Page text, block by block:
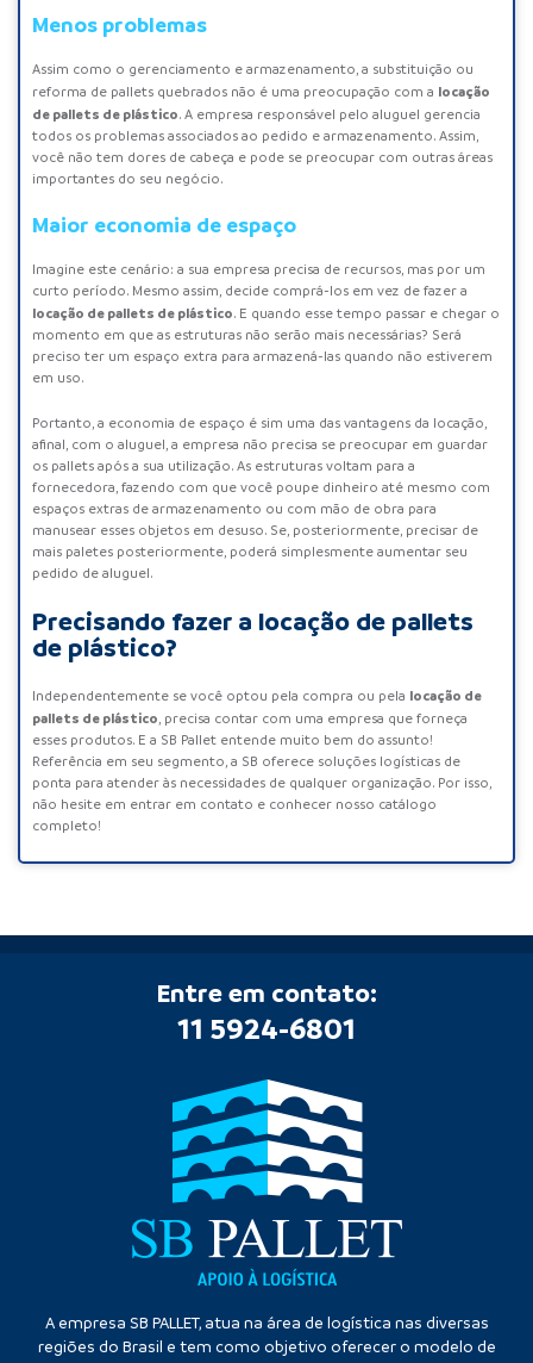
Menos problemas
Assim como o gerenciamento e armazenamento, a substituição ou
reforma de pallets quebrados não é uma preocupação com a locação
de pallets de plástico. A empresa responsável pelo aluguel gerencia
todos os problemas associados ao pedido e armazenamento. Assim,
você não tem dores de cabeça e pode se preocupar com outras áreas
importantes do seu negócio.
Maior economia de espaço
Imagine este cenário: a sua empresa precisa de recursos, mas por um
curto período. Mesmo assim, decide comprá-los em vez de fazer a
locação de pallets de plástico. E quando esse tempo passar e chegar o
momento em que as estruturas não serão mais necessárias? Será
preciso ter um espaço extra para armazená-las quando não estiverem
em uso.
Portanto, a economia de espaço é sim uma das vantagens da locação,
afinal, com o aluguel, a empresa não precisa se preocupar em guardar
os pallets após a sua utilização. As estruturas voltam para a
fornecedora, fazendo com que você poupe dinheiro até mesmo com
espaços extras de armazenamento ou com mão de obra para
manusear esses objetos em desuso. Se, posteriormente, precisar de
mais paletes posteriormente, poderá simplesmente aumentar seu
pedido de aluguel.
Precisando fazer a locação de pallets
de plástico?
Independentemente se você optou pela compra ou pela locação de
pallets de plástico, precisa contar com uma empresa que forneça
esses produtos. E a SB Pallet entende muito bem do assunto!
Referência em seu segmento, a SB oferece soluções logísticas de
ponta para atender às necessidades de qualquer organização. Por isso,
não hesite em entrar em contato e conhecer nosso catálogo
completo!
Entre em contato:
11 5924-6801
A empresa SB PALLET, atua na área de logística nas diversas
regiões do Brasil e tem como objetivo oferecer o modelo de